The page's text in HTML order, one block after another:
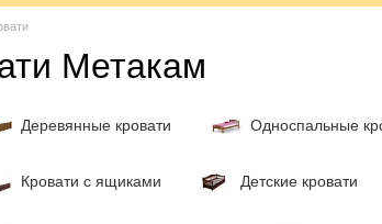
Метакам
Деревянные кровати Односпальные
Кровати с ящиками Детские кровати